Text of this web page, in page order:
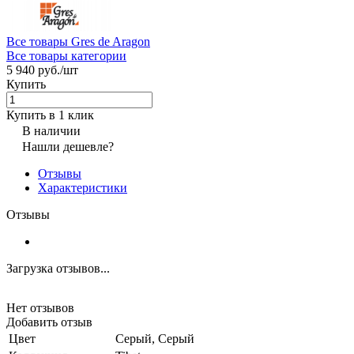
Все товары Gres de Aragon
Все товары категории
5 940 руб./шт
Купить
Купить в 1 клик
В наличии
Нашли дешевле?
Отзывы
Характеристики
Отзывы
Загрузка отзывов...
Нет отзывов
Добавить отзыв
Цвет
Серый, Серый